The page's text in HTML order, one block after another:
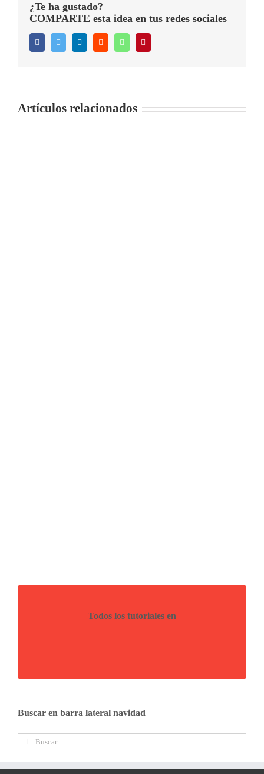
¿Te ha gustado?
COMPARTE esta idea en tus redes sociales
FacebookTwitter LinkedInReddit WhatsApp
Artículos relacionados
Todos los tutoriales en
Buscar en barra lateral navidad
Buscar: